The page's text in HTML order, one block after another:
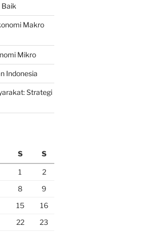
Baik
Makro
Mikro
Indonesia
Strategi
S S
1
2
8
9
15
16
22
23